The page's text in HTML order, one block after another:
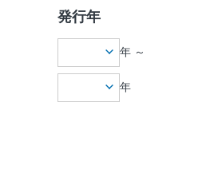
発行年
年 ～
年